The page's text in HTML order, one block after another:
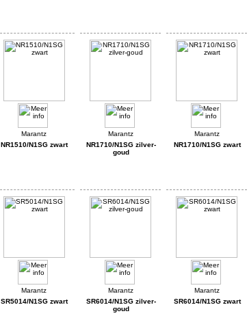
NR1510/N1SG zwart
NR1710/N1SG zilver-
goud
NR1710/N1SG zwart
SR5014/N1SG zwart
SR6014/N1SG zilver-
goud
SR6014/N1SG zwart